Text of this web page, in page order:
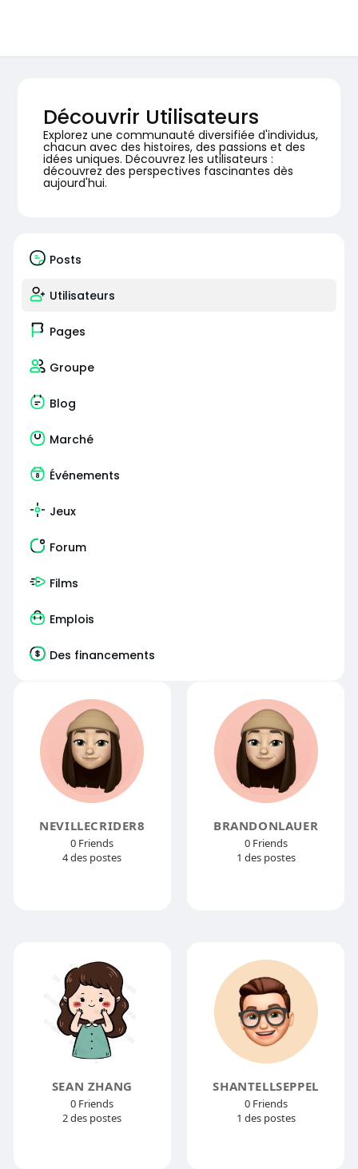
Découvrir Utilisateurs
Explorez une communauté diversifiée d'individus,
chacun avec des histoires, des passions et des
idées uniques. Découvrez les utilisateurs :
découvrez des perspectives fascinantes dès
aujourd'hui.
Posts
Utilisateurs
Pages
Groupe
Blog
Marché
Événements
Jeux
Forum
Films
Emplois
Des financements
NEVILLECRIDER8
0 Friends
4 des postes
BRANDONLAUER
0 Friends
1 des postes
SEAN ZHANG
0 Friends
2 des postes
SHANTELLSEPPEL
0 Friends
1 des postes